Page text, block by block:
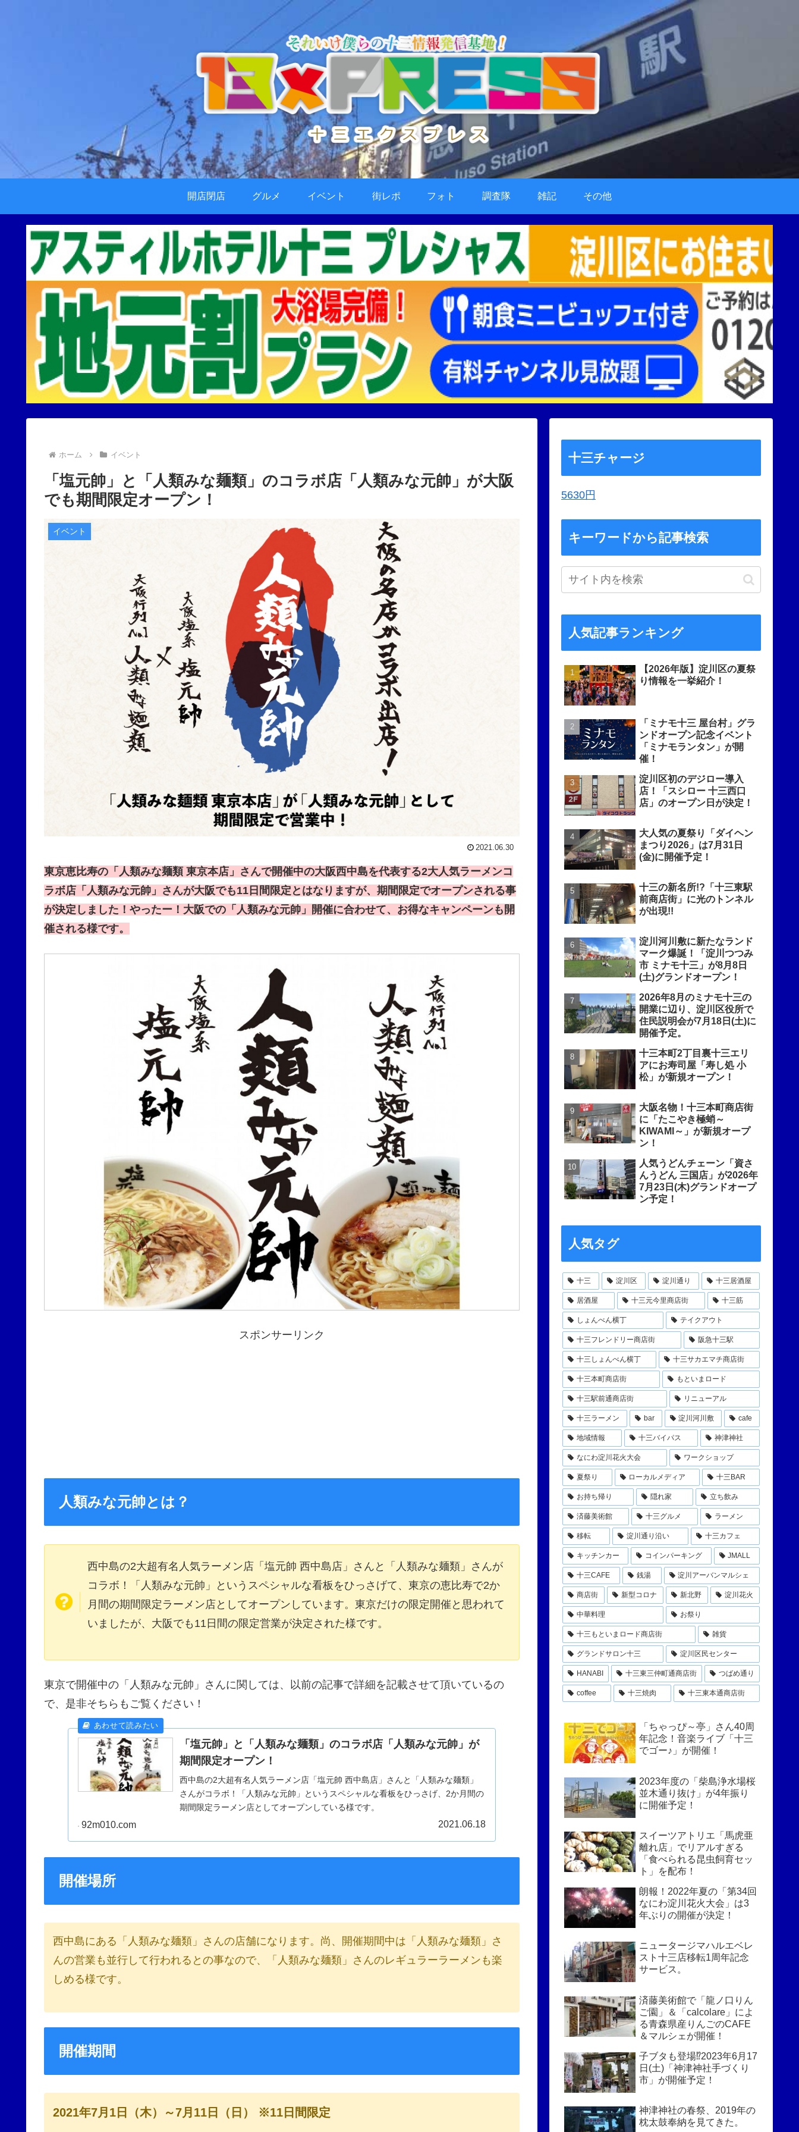
開店閉店 グルメ イベント 街レポ フォト 調査隊 雑記 その他
ホーム イベント
「塩元帥」と「人類みな麺類」のコラボ店「人類みな元帥」が大阪
でも期間限定オープン！
イベント
2021.06.30
東京恵比寿の「人類みな麺類 東京本店」さんで開催中の大阪西中島を代表する2大人気ラーメンコ
ラボ店「人類みな元帥」さんが大阪でも11日間限定とはなりますが、期間限定でオープンされる事
が決定しました！やったー！大阪での「人類みな元帥」開催に合わせて、お得なキャンペーンも開
催される様です。
スポンサーリンク
人類みな元帥とは？
西中島の2大超有名人気ラーメン店「塩元帥 西中島店」さんと「人類みな麺類」さんが
コラボ！「人類みな元帥」というスペシャルな看板をひっさげて、東京の恵比寿で2か
月間の期間限定ラーメン店としてオープンしています。東京だけの限定開催と思われて
いましたが、大阪でも11日間の限定営業が決定された様です。
東京で開催中の「人類みな元帥」さんに関しては、以前の記事で詳細を記載させて頂いているの
で、是非そちらもご覧ください！
「塩元帥」と「人類みな麺類」のコラボ店「人類みな元帥」が
期間限定オープン！
西中島の2大超有名人気ラーメン店「塩元帥 西中島店」さんと「人類みな麺類」
さんがコラボ！「人類みな元帥」というスペシャルな看板をひっさげ、2か月間の
期間限定ラーメン店としてオープンしている様です。
92m010.com 2021.06.18
開催場所
西中島にある「人類みな麺類」さんの店舗になります。尚、開催期間中は「人類みな麺類」さ
んの営業も並行して行われるとの事なので、「人類みな麺類」さんのレギュラーラーメンも楽
しめる様です。
開催期間
2021年7月1日（木）～7月11日（日） ※11日間限定
十三チャージ
5630円
キーワードから記事検索
人気記事ランキング
【2026年版】淀川区の夏祭
り情報を一挙紹介！
「ミナモ十三 屋台村」グラ
ンドオープン記念イベント
「ミナモランタン」が開
催！
淀川区初のデジロー導入
店！「スシロー 十三西口
店」のオープン日が決定！
大人気の夏祭り「ダイヘン
まつり2026」は7月31日
(金)に開催予定！
十三の新名所!?「十三東駅
前商店街」に光のトンネル
が出現!!
淀川河川敷に新たなランド
マーク爆誕！「淀川つつみ
市 ミナモ十三」が8月8日
(土)グランドオープン！
2026年8月のミナモ十三の
開業に辺り、淀川区役所で
住民説明会が7月18日(土)に
開催予定。
十三本町2丁目裏十三エリ
アにお寿司屋「寿し処 小
松」が新規オープン！
大阪名物！十三本町商店街
に「たこやき極蛸～
KIWAMI～」が新規オープ
ン！
人気うどんチェーン「資さ
んうどん 三国店」が2026年
7月23日(木)グランドオープ
ン予定！
人気タグ
十三 淀川区 淀川通り 十三居酒屋
居酒屋 十三元今里商店街 十三筋
しょんべん横丁 テイクアウト
十三フレンドリー商店街 阪急十三駅
十三しょんべん横丁 十三サカエマチ商店街
十三本町商店街 もといまロード
十三駅前通商店街 リニューアル
十三ラーメン bar 淀川河川敷 cafe
地域情報 十三バイパス 神津神社
なにわ淀川花火大会 ワークショップ
夏祭り ローカルメディア 十三BAR
お持ち帰り 隠れ家 立ち飲み
済藤美術館 十三グルメ ラーメン
移転 淀川通り沿い 十三カフェ
キッチンカー コインパーキング JMALL
十三CAFE 銭湯 淀川アーバンマルシェ
商店街 新型コロナ 新北野 淀川花火
中華料理 お祭り
十三もといまロード商店街 雑貨
グランドサロン十三 淀川区民センター
HANABI 十三東三仲町通商店街 つばめ通り
coffee 十三焼肉 十三東本通商店街
「ちゃっぴ～亭」さん40周
年記念！音楽ライブ「十三
でゴー♪」が開催！
2023年度の「柴島浄水場桜
並木通り抜け」が4年振り
に開催予定！
スイーツアトリエ「馬虎亜
離れ店」でリアルすぎる
「食べられる昆虫飼育セッ
ト」を配布！
朗報！2022年夏の「第34回
なにわ淀川花火大会」は3
年ぶりの開催が決定！
ニュータージマハルエベレ
スト十三店移転1周年記念
サービス。
済藤美術館で「龍ノ口りん
ご園」＆「calcolare」によ
る青森県産りんごのCAFE
＆マルシェが開催！
子ブタも登場⁉2023年6月17
日(土)「神津神社手づくり
市」が開催予定！
神津神社の春祭、2019年の
枕太鼓奉納を見てきた。